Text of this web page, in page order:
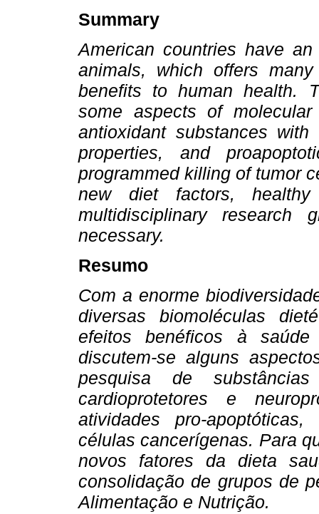
Summary
American countries have
animals, which offers
benefits to human health.
some aspects of
antioxidant substances with
properties, and
programmed killing of tumor
new diet factors,
multidisciplinary
necessary.
Resumo
Com a enorme
diversas biomoléculas
efeitos benéficos à
discutem-se alguns
pesquisa de
cardioprotetores e
atividades pro-
células cancerígenas. Para
novos fatores da dieta
consolidação de grupos de
Alimentação e Nutrição.